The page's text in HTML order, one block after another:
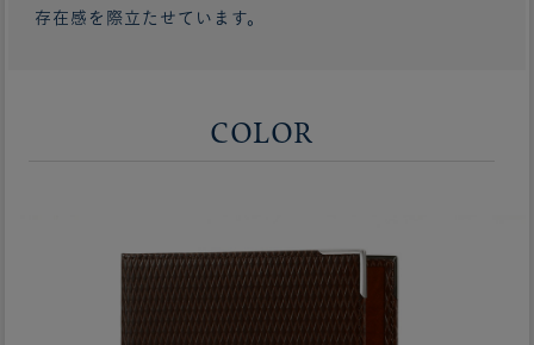
存在感を際立たせています。
COLOR